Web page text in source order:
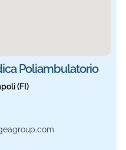
Poliambulatorio
(FI)
Poliambulatorio